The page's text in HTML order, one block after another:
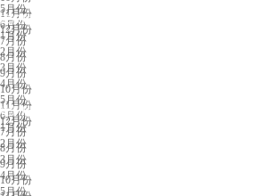
11月份
12月份
5月份
6月份
7月份
8月份
9月份
10月份
11月份
12月份
武汉展会排期
1月份
2月份
3月份
4月份
5月份
6月份
7月份
8月份
9月份
10月份
杭州展会排期
1月份
2月份
3月份
4月份
5月份